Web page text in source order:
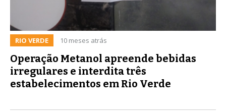
RIO VERDE 10 meses atrás
Operação Metanol apreende bebidas
irregulares e interdita três
estabelecimentos em Rio Verde